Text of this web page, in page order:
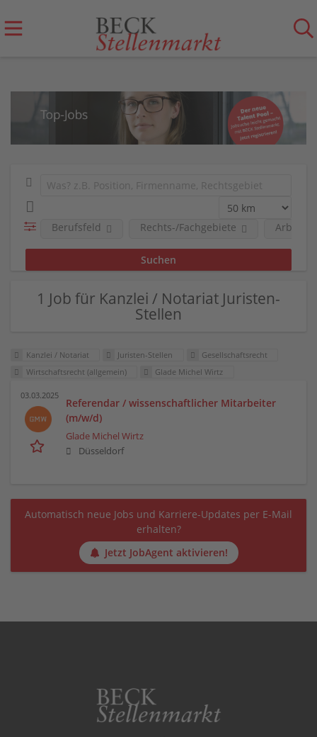
Berufsfeld Rechts-/Fachgebiete
1 Job für Kanzlei / Notariat Juristen-
Stellen
Kanzlei / Notariat Juristen-Stellen
Gesellschaftsrecht
Wirtschaftsrecht (allgemein)
Glade Michel Wirtz
03.03.2025
Referendar / wissenschaftlicher Mitarbeiter
(m/w/d)
Glade Michel Wirtz
Düsseldorf
Automatisch neue Jobs und Karriere-Updates per E-Mail
erhalten?
Jetzt JobAgent aktivieren!